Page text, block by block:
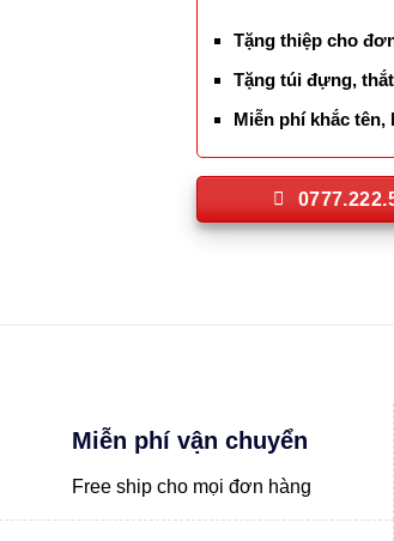
Tặng thiệp cho
Tặng túi đựng,
Miễn phí khắc tên,
Miễn phí vận chuyển
Free ship cho mọi đơn hàng